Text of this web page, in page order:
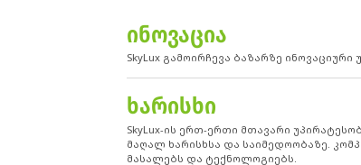
ᲘᲜᲝᲕᲐᲪᲘᲐ
SkyLux გამოირჩევა ბაზარზე
ᲮᲐᲠᲘᲡᲮᲘ
SkyLux-ის ერთ-ერთი მთავარი
მაღალ ხარისხსა და საიმედოობაზე.
მასალებს და ტექნოლოგიებს.